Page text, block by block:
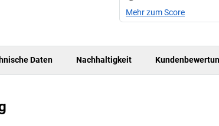
Mehr zum Score
Daten Nachhaltigkeit